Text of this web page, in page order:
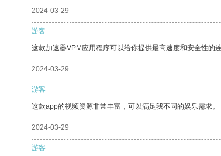
2024-03-29
游客
这款加速器VPM应用程序可以给你提供最高速度和安全性的
2024-03-29
游客
这款app的视频资源非常丰富，可以满足我不同的娱乐需求。
2024-03-29
游客